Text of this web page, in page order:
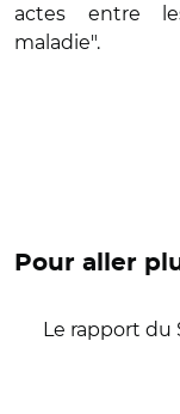
actes entre
maladie".
Pour aller
Le rapport du